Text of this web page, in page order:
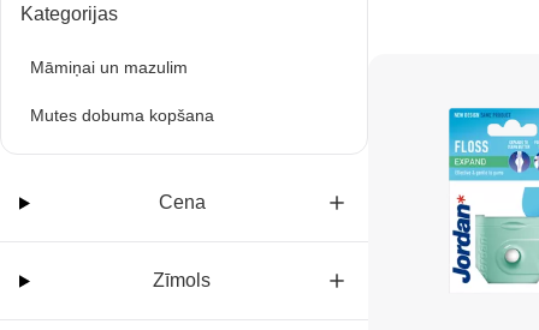
Kategorijas
Māmiņai un mazulim
Mutes dobuma kopšana
Cena
Zīmols